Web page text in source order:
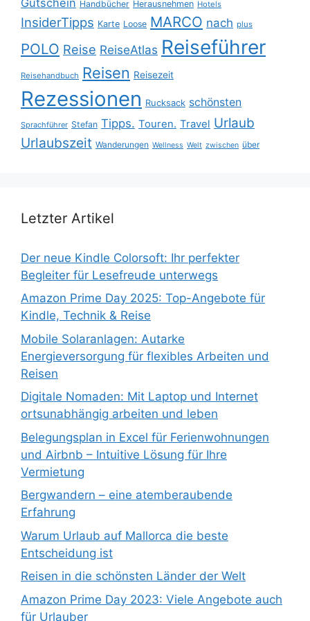
Handbücher Herausnehmen Hotels
InsiderTipps Karte Loose MARCO nach plus
POLO Reise ReiseAtlas Reiseführer
Reisehandbuch Reisen Reisezeit
Rezessionen Rucksack schönsten
Sprachführer Stefan Tipps. Touren. Travel Urlaub
Urlaubszeit Wanderungen Wellness Welt zwischen über
Letzter Artikel
Der neue Kindle Colorsoft: Ihr perfekter
Begleiter für Lesefreude unterwegs
Amazon Prime Day 2025: Top-Angebote für
Kindle, Technik & Reise
Mobile Solaranlagen: Autarke
Energieversorgung für flexibles Arbeiten und
Reisen
Digitale Nomaden: Mit Laptop und Internet
ortsunabhängig arbeiten und leben
Belegungsplan in Excel für Ferienwohnungen
und Airbnb – Intuitive Lösung für Ihre
Vermietung
Bergwandern – eine atemberaubende
Erfahrung
Warum Urlaub auf Mallorca die beste
Entscheidung ist
Reisen in die schönsten Länder der Welt
Amazon Prime Day 2023: Viele Angebote auch
für Urlauber